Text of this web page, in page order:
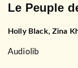
Le Peuple
Holly Black, Zina
Audiolib